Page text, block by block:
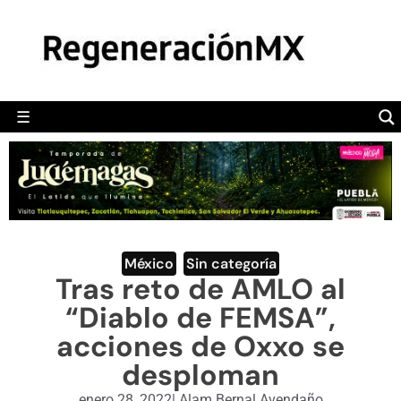
☰
POLÍTICA
CAMALEÓN
OPINIÓN
DEPORTES
ENGLISH SECTION
VIDEOS
México Sin categoría
Tras reto de AMLO al
“Diablo de FEMSA”,
acciones de Oxxo se
desploman